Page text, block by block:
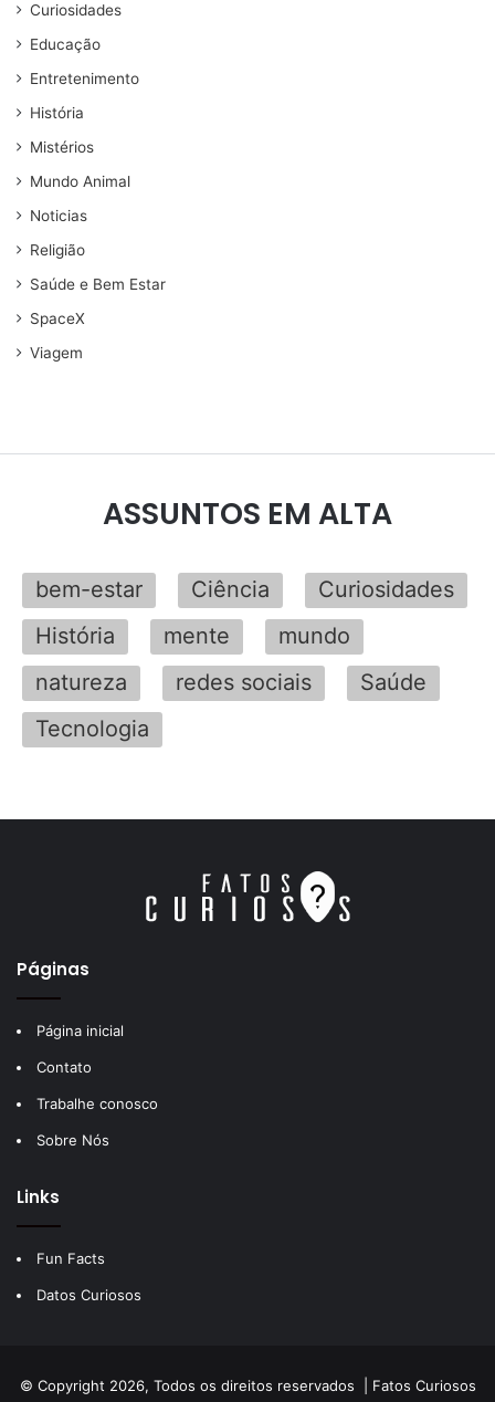
Curiosidades
Educação
Entretenimento
História
Mistérios
Mundo Animal
Noticias
Religião
Saúde e Bem Estar
SpaceX
Viagem
ASSUNTOS EM ALTA
bem-estar Ciência
Curiosidades
História
mente
mundo
natureza
redes sociais
Saúde
Tecnologia
Páginas
Página inicial
Contato
Trabalhe conosco
Sobre Nós
Links
Fun Facts
Datos Curiosos
© Copyright 2026, Todos os direitos reservados | Fatos Curiosos